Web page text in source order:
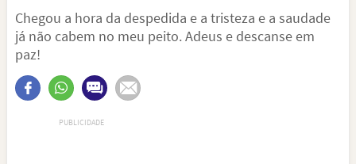
Chegou a hora da despedida e a tristeza e a saudade
já não cabem no meu peito. Adeus e descanse em
paz!